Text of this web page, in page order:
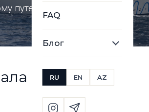
FAQ
Блог
RU EN AZ
путешествию на 100%
путешествия